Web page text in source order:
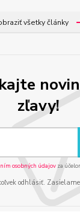
všetky články
zľavy!
osobných údajov za
odhlásiť.